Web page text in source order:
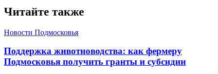
Читайте также
Новости Подмосковья
Поддержка животноводства: как фермеру
Подмосковья получить гранты и субсидии